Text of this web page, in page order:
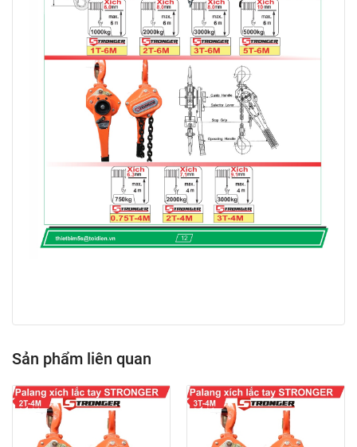
Sản phẩm liên quan